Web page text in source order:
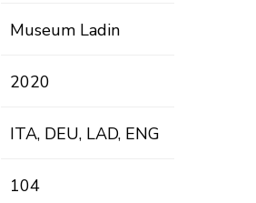
Museum Ladin
2020
ITA, DEU, LAD, ENG
104